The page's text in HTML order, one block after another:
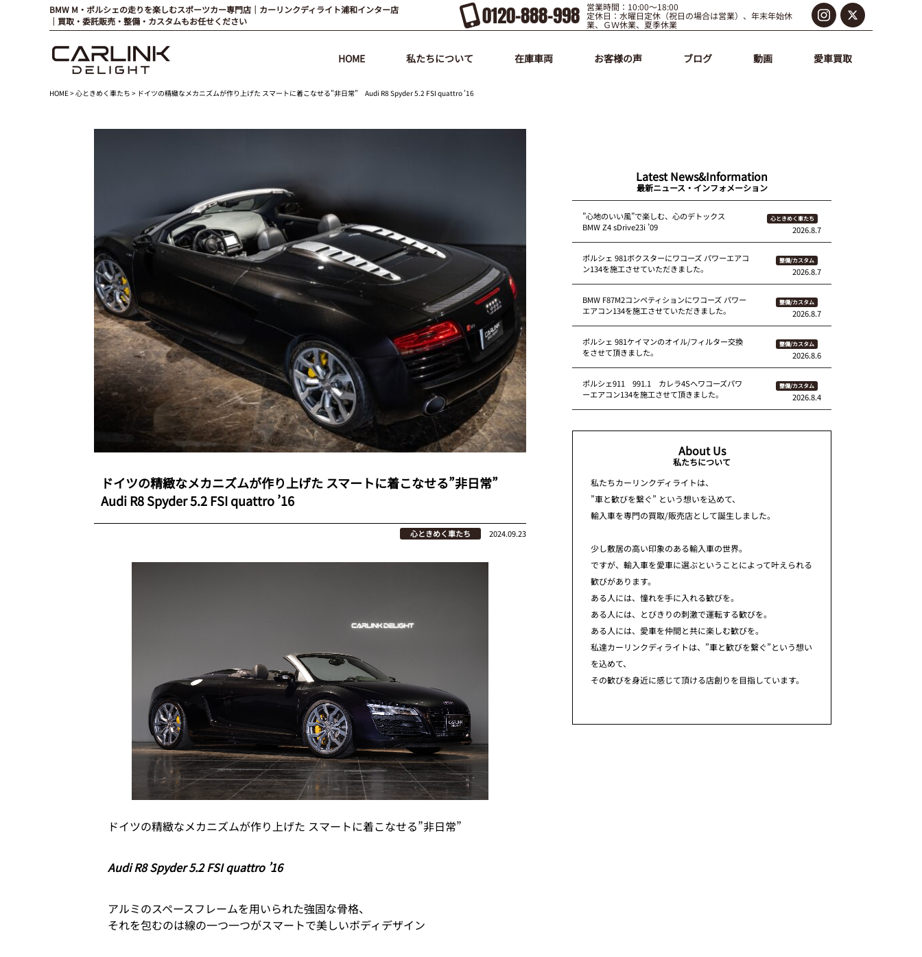
BMW M・ポルシェの走りを楽しむスポーツカー専門店｜カーリンクディライト浦和インター店
｜買取・委託販売・整備・カスタムもお任せください
0120-888-998 営業時間：10:00～18:00
定休日：水曜日定休（祝日の場合は営業）、年末年始休
業、ＧＷ休業、夏季休業
HOME 私たちについて 在庫車両 お客様の声 ブログ 動画 愛車買取
HOME>心ときめく車たち > ドイツの精緻なメカニズムが作り上げた スマートに着こなせる”非日常” Audi R8 Spyder 5.2 FSI quattro ’16
ドイツの精緻なメカニズムが作り上げた スマートに着こなせる”非日常”
Audi R8 Spyder 5.2 FSI quattro ’16
心ときめく車たち 2024.09.23
ドイツの精緻なメカニズムが作り上げた スマートに着こなせる”非日常”
Audi R8 Spyder 5.2 FSI quattro ’16
アルミのスペースフレームを用いられた強固な骨格、
それを包むのは線の一つ一つがスマートで美しいボディデザイン
Latest News&Information
最新ニュース・インフォメーション
”心地のいい風”で楽しむ、心のデトックス
BMW Z4 sDrive23i ’09
心ときめく車たち
2026.8.7
ポルシェ 981ボクスターにワコーズ パワーエアコ
ン134を施工させていただきました。
整備/カスタム
2026.8.7
BMW F87M2コンペティションにワコーズ パワー
エアコン134を施工させていただきました。
整備/カスタム
2026.8.7
ポルシェ 981ケイマンのオイル/フィルター交換
をさせて頂きました。
整備/カスタム
2026.8.6
ポルシェ911 991.1 カレラ4Sへワコーズパワ
ーエアコン134を施工させて頂きました。
整備/カスタム
2026.8.4
About Us
私たちについて
私たちカーリンクディライトは、
”車と歓びを繋ぐ” という想いを込めて、
輸入車を専門の買取/販売店として誕生しました。
少し敷居の高い印象のある輸入車の世界。
ですが、輸入車を愛車に選ぶということによって叶えられる
歓びがあります。
ある人には、憧れを手に入れる歓びを。
ある人には、とびきりの刺激で運転する歓びを。
ある人には、愛車を仲間と共に楽しむ歓びを。
私達カーリンクディライトは、”車と歓びを繋ぐ”という想い
を込めて、
その歓びを身近に感じて頂ける店創りを目指しています。